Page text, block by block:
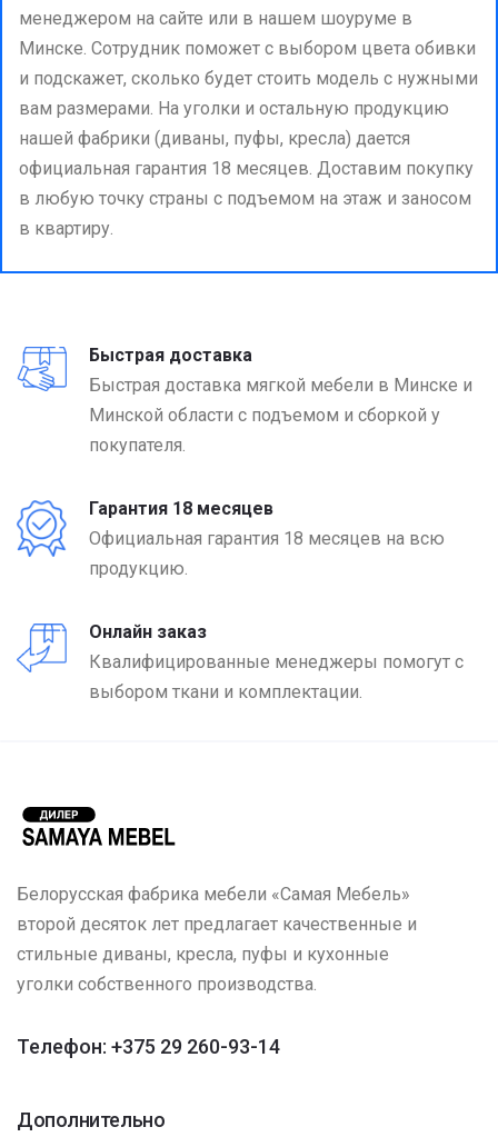
менеджером на сайте или в нашем шоуруме в
Минске. Сотрудник поможет с выбором цвета обивки
и подскажет, сколько будет стоить модель с нужными
вам размерами. На уголки и остальную продукцию
нашей фабрики (диваны, пуфы, кресла) дается
официальная гарантия 18 месяцев. Доставим покупку
в любую точку страны с подъемом на этаж и заносом
в квартиру.
Быстрая доставка
Быстрая доставка мягкой мебели в Минске и
Минской области с подъемом и сборкой у
покупателя.
Гарантия 18 месяцев
Официальная гарантия 18 месяцев на всю
продукцию.
Онлайн заказ
Квалифицированные менеджеры помогут с
выбором ткани и комплектации.
Белорусская фабрика мебели «Самая Мебель»
второй десяток лет предлагает качественные и
стильные диваны, кресла, пуфы и кухонные
уголки собственного производства.
Телефон: +375 29 260-93-14
Дополнительно